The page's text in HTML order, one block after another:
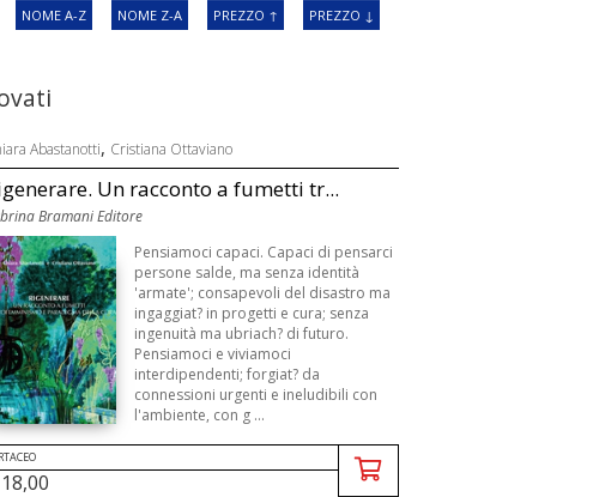
NOME A-Z NOME Z-A PREZZO ↑ PREZZO ↓
Abastanotti, Cristiana Ottaviano
Un racconto a fumetti tr...
Bramani Editore
Pensiamoci capaci. Capaci di pensarci
persone salde, ma senza identità
'armate'; consapevoli del disastro ma
ingaggiat? in progetti e cura; senza
ingenuità ma ubriach? di futuro.
Pensiamoci e viviamoci
interdipendenti; forgiat? da
connessioni urgenti e ineludibili con
l'ambiente, con g ...